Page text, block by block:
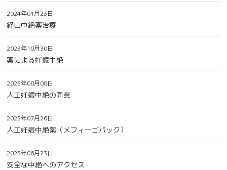
2024年01月23日
経口中絶薬治療
2023年10月30日
薬による妊娠中絶
2023年08月08日
人工妊娠中絶の同意
2023年07月26日
人工妊娠中絶薬（メフィーゴパック）
2023年06月23日
安全な中絶へのアクセス